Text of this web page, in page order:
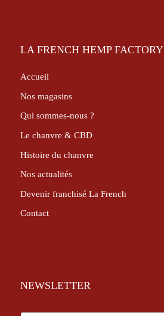
LA FRENCH HEMP FACTORY
Accueil
Nos magasins
Qui sommes-nous ?
Le chanvre & CBD
Histoire du chanvre
Nos actualités
Devenir franchisé La French
Contact
NEWSLETTER